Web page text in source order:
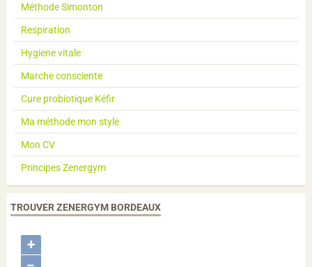
Méthode Simonton
Respiration
Hygiene vitale
Marche consciente
Cure probiotique Kéfir
Ma méthode mon style
Mon CV
Principes Zenergym
TROUVER ZENERGYM BORDEAUX
+